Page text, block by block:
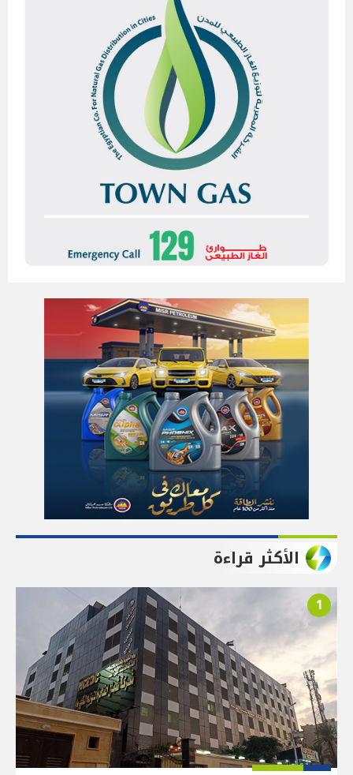
الأكثر قراءة
1